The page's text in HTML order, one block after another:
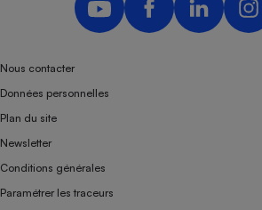
Nous contacter
Données personnelles
Plan du site
Newsletter
Conditions générales
Paramétrer les traceurs